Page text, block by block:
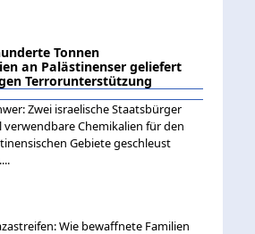
Tonnen
an Palästinenser geliefert
Terrorunterstützung
Zwei israelische Staatsbürger
Chemikalien für den
Gebiete geschleust